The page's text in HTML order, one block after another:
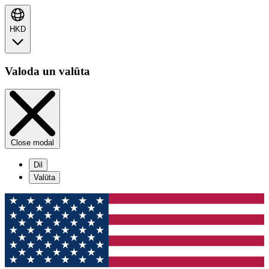
HKD
Valoda un valūta
Close modal
Dil
Valūta